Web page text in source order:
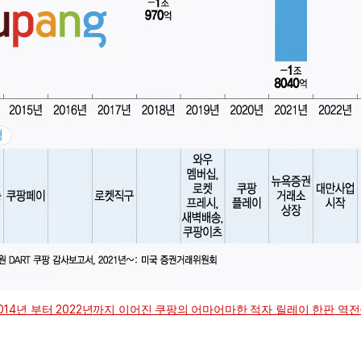
년 부터 2022년까지 이어진 쿠팡의 어마어마한 적자 릴레이 한판 역